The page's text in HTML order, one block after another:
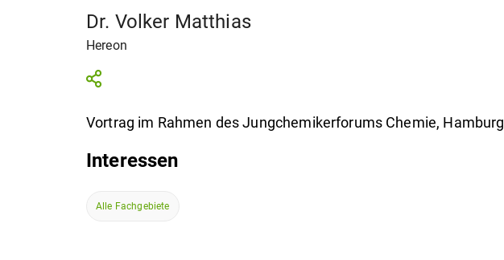
Dr. Volker Matthias
Hereon
Vortrag im Rahmen des Jungchemikerforums Chemie, Hamburg
Interessen
Alle Fachgebiete